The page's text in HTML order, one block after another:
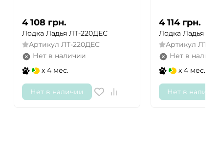
4 108 грн.
Лодка Ладья ЛТ-220ДЕС
Артикул ЛТ-220ДЕС
Нет в наличии
x 4 мес.
Нет в наличии
4 114 грн.
Лодка Ладья ЛТ-
Артикул ЛТ-
Нет в
x 4 мес.
Нет в